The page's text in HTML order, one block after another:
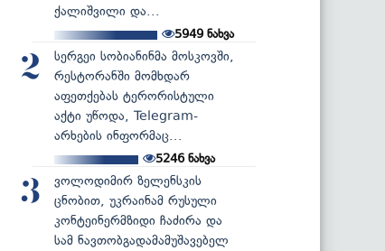
ქალიშვილი და...
5949 ნახვა
2
სერგეი სობიანინმა მოსკოვში,
რესტორანში მომხდარ
აფეთქებას ტერორისტული
აქტი უწოდა, Telegram-
არხების ინფორმაც...
5246ნახვა
3
ვოლოდიმირ ზელენსკის
ცნობით, უკრაინამ რუსული
კონტეინერმზიდი ჩაძირა და
სამ ნავთობგადამამუშავებელ